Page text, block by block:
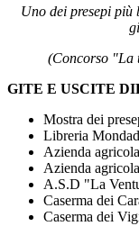
Uno dei presepi più
(Concorso "La
GITE E USCITE
Mostra dei
Libreria
Azienda
Azienda
A.S.D "La
Caserma dei
Caserma dei